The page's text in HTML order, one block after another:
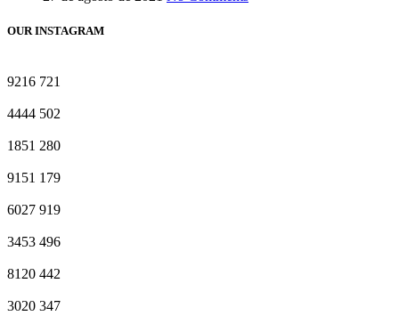
OUR INSTAGRAM
9216 721
4444 502
1851 280
9151 179
6027 919
3453 496
8120 442
3020 347